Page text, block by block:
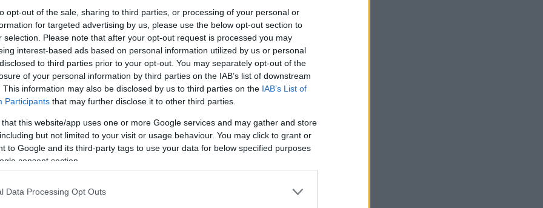
opt-out of the sale, sharing to third parties, or processing of your personal or
for targeted advertising by us, please use the below opt-out section to
selection. Please note that after your opt-out request is processed you may
interest-based ads based on personal information utilized by us or personal
to third parties prior to your opt-out. You may separately opt-out of the
of your personal information by third parties on the IAB’s list of downstream
This information may also be disclosed by us to third parties on the IAB’s List of
Participants that may further disclose it to other third parties.
that this website/app uses one or more Google services and may gather and store
but not limited to your visit or usage behaviour. You may click to grant or
to Google and its third-party tags to use your data for below specified purposes
consent section.
Data Processing Opt Outs
12:43
Situational Awareness: Συρροή
επενδυτών παρότι το hedge fund
βρέθηκε στα όρια της κατάρρευσης
12:23
ΙΣΑ: Ζητά άμεση αναστολή της
υποχρεωτικής καταχώρισης
αποτελεσμάτων στο Ψηφιακό
Η ακραία ζέστη δημιουργεί μια νέα
κλιματική πραγματικότητα
12:03
BP: Μια πώληση της καθιστά
μεγαλύτερο διυλιστή πετρελαίου της